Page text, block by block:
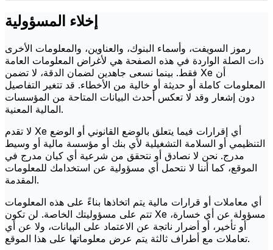
إخلاء المسؤولية
رموز السويفت، وأسماء البنوك، والعناوين، والمعلومات الأخرى
ذات الصلة الواردة في هذه الصفحة هي لأغراض المعلومات العامة
فقط. بينما نسعى جاهدين لضمان الدقة، لا تضمن Xe أن
المعلومات كاملة أو حديثة أو خالية من الأخطاء. قد تتغير التفاصيل
دون إشعار وقد لا تعكس أحدث البيانات المتاحة من المؤسسات
المالية المعنية.
لا تقدم Xe أي إقرارات فيما يتعلق بالوضع القانوني أو الوضع
التنظيمي أو السلامة التشغيلية لأي بنك أو مؤسسة مالية أو وسيط
مدرج. نحن لا نصادق أو نتحقق من شرعية أي كيان مدرج في
الموقع، كما أننا لا نتحمل أي مسؤولية عن استخدامك للمعلومات
المقدمة.
أي معاملات أو قرارات مالية يتم اتخاذها بناءً على هذه المعلومات
تتم على مسؤوليتك الخاصة. لن تكون Xe مسؤولة عن أي خسارة،
أو تأخير، أو أضرار ناتجة عن الاعتماد على البيانات، ولا عن أي
تعاملات مع أطراف ثالثة يتم عرض معلوماتها على هذا الموقع.